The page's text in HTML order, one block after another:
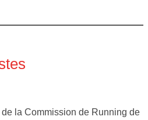
la Commission de Running de